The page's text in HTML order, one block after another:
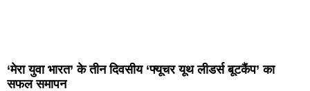
‘मेरा युवा भारत’ के तीन दिवसीय ‘फ्यूचर यूथ लीडर्स बूटकैंप’ का
सफल समापन